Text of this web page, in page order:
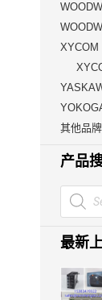
XYCOM
其他品牌
产品
Products
search
最新